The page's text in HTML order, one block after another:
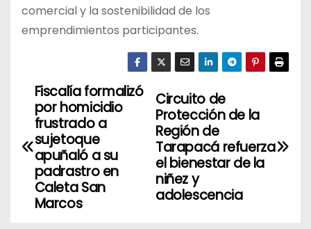
comercial y la sostenibilidad de los
emprendimientos participantes.
N
v
Circuito de
Protección de la
Región de
Tarapacá refuerza
el bienestar de la
niñez y
adolescencia
Fiscalía formalizó
por homicidio
frustrado a
sujetoque
apuñaló a su
padrastro en
Caleta San
Marcos